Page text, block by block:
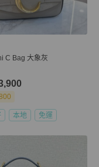
C Bag 大象灰
本地 免運